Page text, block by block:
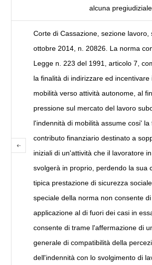
alcuna
Corte di Cassazione, sezione lavoro,
ottobre 2014, n. 20826. La norma
Legge n. 223 del 1991, articolo 7,
la finalità di indirizzare ed incentivare
mobilità verso attività autonome, al
pressione sul mercato del lavoro
l'indennità di mobilità assume cosi' la
contributo finanziario destinato a
iniziali di un'attività che il lavoratore
svolgerà in proprio, perdendo la sua
tipica prestazione di sicurezza
speciale della norma non consente
applicazione al di fuori dei casi in
consente di trame l'affermazione di
generale di compatibilità della
dell'indennità con lo svolgimento di